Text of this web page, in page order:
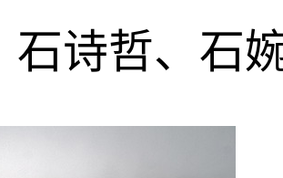
诗哲、石